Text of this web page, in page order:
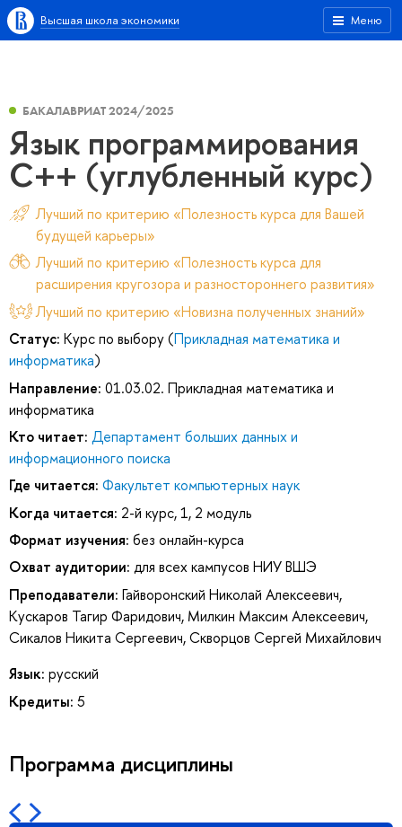
Меню
Высшая школа экономики
БАКАЛАВРИАТ 2024/2025
Язык программирования
C++ (углубленный курс)
Лучший по критерию «Полезность курса для Вашей
будущей карьеры»
Лучший по критерию «Полезность курса для
расширения кругозора и разностороннего развития»
Лучший по критерию «Новизна полученных знаний»
Статус: Курс по выбору (Прикладная математика и
информатика)
Направление: 01.03.02. Прикладная математика и
информатика
Кто читает: Департамент больших данных и
информационного поиска
Где читается: Факультет компьютерных наук
Когда читается: 2-й курс, 1, 2 модуль
Формат изучения: без онлайн-курса
Охват аудитории: для всех кампусов НИУ ВШЭ
Преподаватели: Гайворонский Николай Алексеевич,
Кускаров Тагир Фаридович, Милкин Максим Алексеевич,
Сикалов Никита Сергеевич,Скворцов Сергей Михайлович
Язык: русский
Кредиты: 5
Программа дисциплины